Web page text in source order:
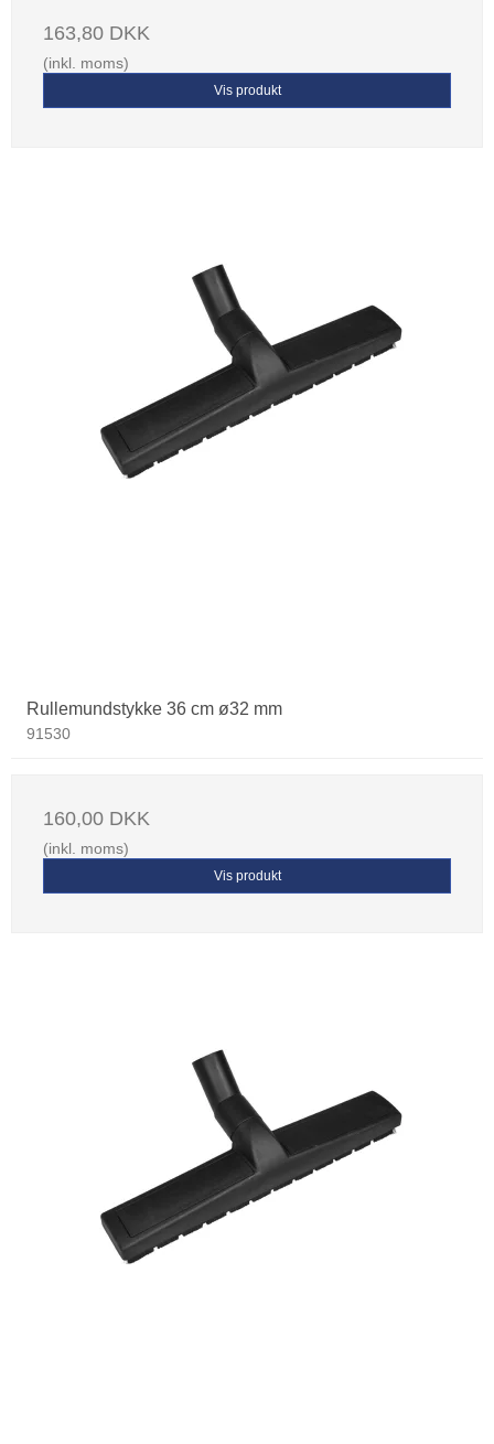
163,80 DKK
(inkl. moms)
Vis produkt
Rullemundstykke 36 cm ø32 mm
91530
160,00 DKK
(inkl. moms)
Vis produkt